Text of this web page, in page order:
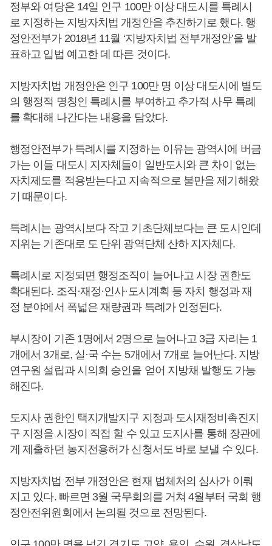
정부와 여당은 14일 인구 100만 이상 대도시를 특례시
로 지정하는 지방자치법 개정안을 추진하기로 했다. 행
정안전부가 2018년 11월 ‘지방자치법 전부개정안’을 발
표하고 입법 예고한 데 따른 것이다.
지방자치법 개정안은 인구 100만 명 이상 대도시에 별도
의 행정적 명칭인 특례시를 부여하고 추가적 사무 특례
를 확대해 나간다는 내용을 담았다.
행정안전부가 특례시를 지정하는 이유는 광역시에 버금
가는 이들 대도시 지자체들이 일반도시와 큰 차이 없는
자치제도를 적용받는다고 지속적으로 불만을 제기해왔
기 때문이다.
특례시는 광역시보다 작고 기초단체보다는 큰 도시인데
지위는 기존대로 도 단위 광역단체 산하 지자체다.
특례시로 지정되면 행정조직이 늘어나고 시장 권한도
확대된다. 조직·재정·인사·도시계획 등 자치 행정과 재
정 분야에서 폭넓은 재량권과 특례가 인정된다.
부시장이 기존 1명에서 2명으로 늘어나고 3급 자리는 1
개에서 3개로, 실·국 수는 5개에서 7개로 늘어난다. 지방
연구원 설립과 시의회 승인을 얻어 지방채 발행도 가능
해진다.
도지사 권한인 택지개발지구 지정과 도시재정비촉진지
구 지정을 시장이 직접 할 수 있고 도지사를 통해 장관에
게 제출하던 농지전용허가 신청서도 바로 보낼 수 있다.
지방자치법 전부 개정안은 현재 법체처의 심사가 이뤄
지고 있다. 빠르면 3월 국무회의를 거쳐 4월부터 국회 행
정안전위원회에서 논의될 것으로 전망된다.